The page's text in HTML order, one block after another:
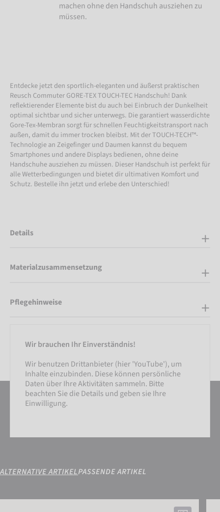
machen ohne den Handschuh ausziehen zu
müssen.
Entdecke jetzt den sportlich-eleganten und äußerst praktischen
Reusch Commuter GORE-TEX TOUCH-TEC Handschuh! Dank
reflektierender Elemente bist du auch bei Einbruch der Dunkelheit
optimal sichtbar und sicher unterwegs. Die garantiert wasserdichte
Gore-Tex-Membran sorgt für schnellen Feuchtigkeitstransport nach
außen, damit du immer trocken bleibst. Mit der TOUCH-TECH™-
Technologie an Zeigefinger und Daumen kannst du bequem
Smartphones und andere Displays bedienen, ohne deine
Handschuhe ausziehen zu müssen. Dieser Handschuh ist perfekt für
alle Wetterbedingungen und bietet dir ultimativen Komfort und
Schutz. Bestelle ihn jetzt und erlebe den Unterschied!
Details
Materialzusammensetzung
Pflegehinweise
Wir brauchen Ihr Einverständnis!
Wir benutzen Drittanbieter (hier 'YouTube'), um
Inhalte einzubinden. Diese können persönliche
Daten über Ihre Aktivitäten sammeln. Bitte
beachten Sie die Details und geben sie Ihre
Einwilligung.
ALTERNATIVE ARTIKELPASSENDE ARTIKEL